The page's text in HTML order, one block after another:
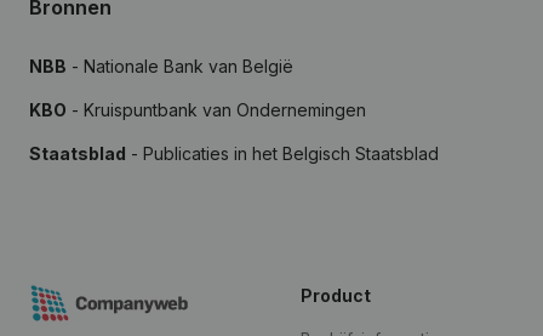
Bronnen
NBB - Nationale Bank van België
KBO - Kruispuntbank van Ondernemingen
Staatsblad - Publicaties in het Belgisch Staatsblad
Product